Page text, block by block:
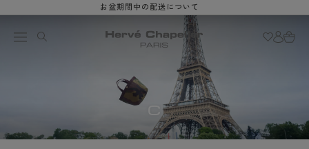
跳至內容
お盆期間中の配送について
入
購
物
c